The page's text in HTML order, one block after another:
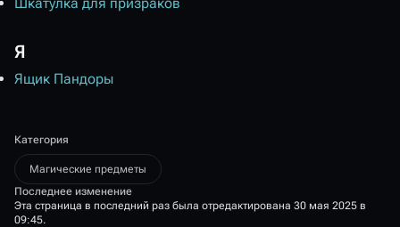
Я
Ящик Пандоры
Категория
Магические предметы
Последнее изменение
Эта страница в последний раз была отредактирована 30 мая 2025 в
09:45.